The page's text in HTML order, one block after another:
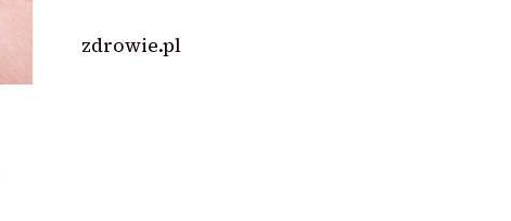
zdrowie.pl